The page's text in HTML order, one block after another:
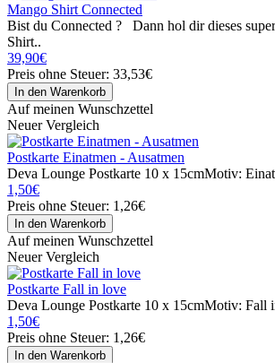
Mango Shirt Connected
Bist du Connected ? Dann hol dir dieses
Shirt..
39,90€
Preis ohne Steuer: 33,53€
Auf meinen Wunschzettel
Neuer Vergleich
Postkarte Einatmen - Ausatmen
Deva Lounge Postkarte 10 x 15cmMotiv:
1,50€
Preis ohne Steuer: 1,26€
Auf meinen Wunschzettel
Neuer Vergleich
Postkarte Fall in love
Deva Lounge Postkarte 10 x 15cmMotiv: Fall
1,50€
Preis ohne Steuer: 1,26€